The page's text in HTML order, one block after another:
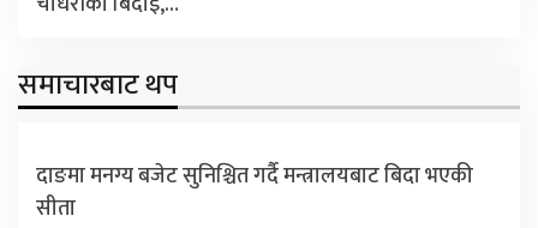
समाचारबाट थप
दाङमा मनग्य बजेट सुनिश्चित गर्दै मन्त्रालयबाट बिदा भएकी
सीता